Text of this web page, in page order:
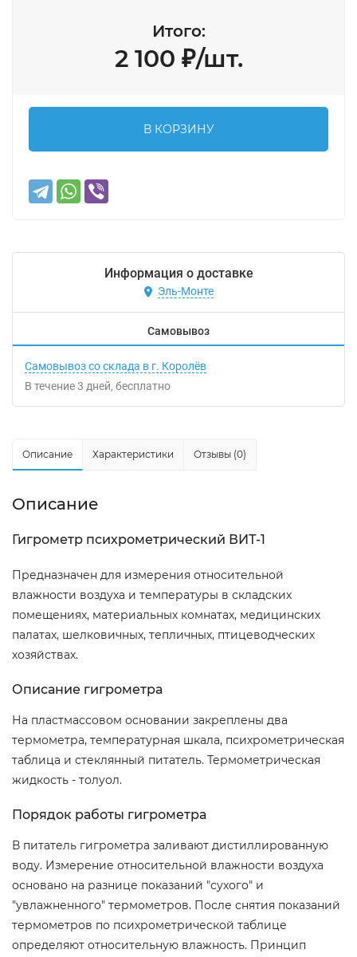
Итого:
2 100 ₽/шт.
В КОРЗИНУ
Информация о доставке
Эль-Монте
Самовывоз
Самовывоз со склада в г. Королёв
В течение3 дней Бесплатно
Описание Характеристики Отзывы (0)
Описание
Гигрометр психрометрический ВИТ-1
Предназначен для измерения относительной
влажности воздуха и температуры в складских
помещениях, материальных комнатах, медицинских
палатах, шелковичных, тепличных, птицеводческих
хозяйствах.
Описание гигрометра
На пластмассовом основании закреплены два
термометра, температурная шкала, психрометрическая
таблица и стеклянный питатель. Термометрическая
жидкость - толуол.
Порядок работы гигрометра
В питатель гигрометра заливают дистиллированную
воду. Измерение относительной влажности воздуха
основано на разнице показаний "сухого" и
"увлажненного" термометров. После снятия показаний
термометров по психрометрической таблице
определяют относительную влажность. Принцип